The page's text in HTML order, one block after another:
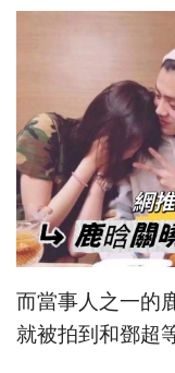
而當事人之一的
就被拍到和鄧超